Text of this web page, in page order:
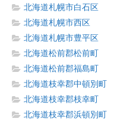
北海道札幌市白石区
北海道札幌市西区
北海道札幌市豊平区
北海道松前郡松前町
北海道松前郡福島町
北海道枝幸郡中頓別町
北海道枝幸郡枝幸町
北海道枝幸郡浜頓別町